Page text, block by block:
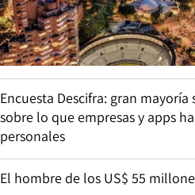
Encuesta Descifra: gran
sobre lo que empresas y apps
personales
El hombre de los US$ 55